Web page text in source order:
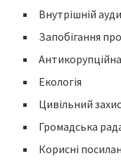
Внутрішній
Запобігання
Екологія
Цивільний
Громадська
Корисні